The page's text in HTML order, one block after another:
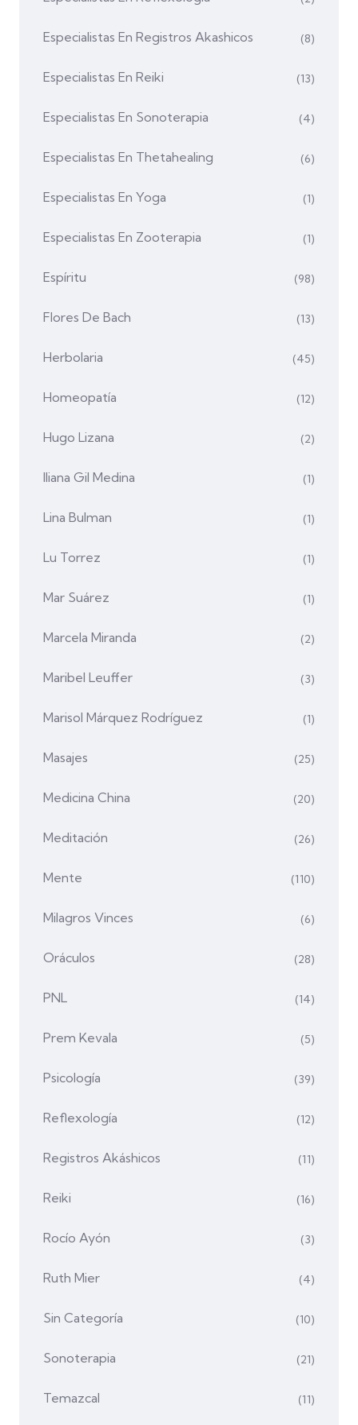
Especialistas En Registros Akashicos (8)
Especialistas En Reiki (13)
Especialistas En Sonoterapia (4)
Especialistas En Thetahealing (6)
Especialistas En Yoga (1)
Especialistas En Zooterapia (1)
Espíritu (98)
Flores De Bach (13)
Herbolaria (45)
Homeopatía (12)
Hugo Lizana (2)
Iliana Gil Medina (1)
Lina Bulman (1)
Lu Torrez (1)
Mar Suárez (1)
Marcela Miranda (2)
Maribel Leuffer (3)
Marisol Márquez Rodríguez (1)
Masajes (25)
Medicina China (20)
Meditación (26)
Mente (110)
Milagros Vinces (6)
Oráculos (28)
PNL (14)
Prem Kevala (5)
Psicología (39)
Reflexología (12)
Registros Akáshicos (11)
Reiki (16)
Rocío Ayón (3)
Ruth Mier (4)
Sin Categoría (10)
Sonoterapia (21)
Temazcal (11)